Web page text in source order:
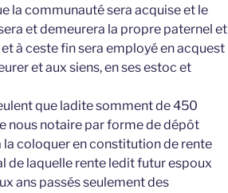
la communauté sera acquise et le
et demeurera la propre paternel et
à ceste fin sera employé en acquest
et aux siens, en ses estoc et
que ladite somment de 450
nous notaire par forme de dépôt
la coloquer en constitution de rente
de laquelle rente ledit futur espoux
ans passés seulement des